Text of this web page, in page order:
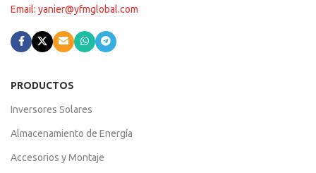
Email: yanier@yfmglobal.com
PRODUCTOS
Inversores Solares
Almacenamiento de Energía
Accesorios y Montaje